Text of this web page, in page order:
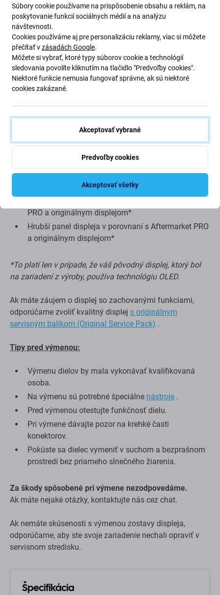
Výhody:
Nízka cena
Použitie technológie LCD
Nevýhody:
Menšia zobrazovacia plocha
Trochu vyšší spodný okraj
Nie je možné zobraziť skutočnú čiernu
Nižšie rozlíšenie
Nižšia spoľahlivosť
Širší rám okolo displeja
Nepodporuje Vždy na displeji*
PRO a originálnym displejom*
Hrubší panel displeja v porovnaní s Aftermarket PRO
a originálnym displejom*
*To platí len v prípade, že váš pôvodný displej, ktorý bol
na zariadení z výroby, používa technológiu OLED.
Ak máte záujem o displej so zachovanými funkciami,
odporúčame zvoliť kvalitný displej s originálnym
servisným balíkom (Original Service Pack) .
Tipy pred výmenou:
Výmenu dielov by mala vykonávať kvalifikovaná
osoba.
Na výmenu sú potrebné špeciálne nástroje .
Pred výmenou otestujte funkčnosť dielu.
Pri výmene dávajte pozor na krehké časti
konektorov.
Pokúste sa dielec vymeniť v suchom a bezprašnom
prostredí bez priameho slnečného žiarenia.
Za škody spôsobené pri výmene nezodpovedáme.
Ak máte nejaké otázky, kontaktujte nás cez chat.
Ak nemáte skúsenosti s výmenou zostavy displeja,
odporúčame, aby ste svoje zariadenie nechali opraviť v
servisnom stredisku.
Špecifikácia
Súbory cookie používame na prispôsobenie obsahu a reklám, na
poskytovanie funkcií sociálnych médií a na analýzu
návštevnosti.
Cookies používáme aj pre personalizáciu reklamy, viac si môžete
přečítať vzásadách Google.
Môžete si vybrať, ktoré typy súborov cookie a technológií
sledovania povolíte kliknutím na tlačidlo "Predvoľby cookies".
Niektoré funkcie nemusia fungovať správne, ak sú niektoré
cookies zakázané.
Akceptovať vybrané
Predvoľby cookies
Akceptovať všetky